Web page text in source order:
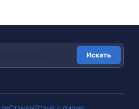
Искать
ОтзывыОтзыв о фирме